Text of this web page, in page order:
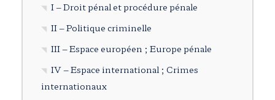
I – Droit pénal et procédure pénale
II – Politique criminelle
III – Espace européen ; Europe pénale
IV – Espace international ; Crimes
internationaux